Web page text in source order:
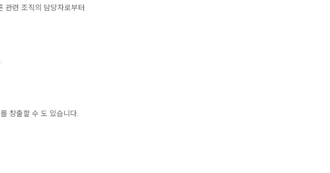
관련 조직의 담당자로부터
창출할 수 도 있습니다.